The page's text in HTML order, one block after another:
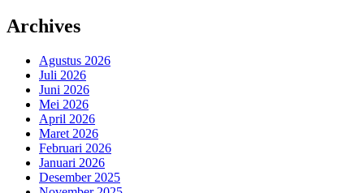
Archives
Agustus 2026
Juli 2026
Juni 2026
Mei 2026
April 2026
Maret 2026
Februari 2026
Januari 2026
Desember 2025